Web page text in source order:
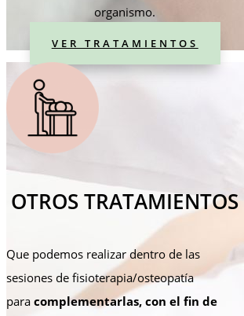
organismo.
VER TRATAMIENTOS
OTROS TRATAMIENTOS
Que podemos realizar dentro de las
sesiones de fisioterapia/osteopatía
para complementarlas, con el fin de